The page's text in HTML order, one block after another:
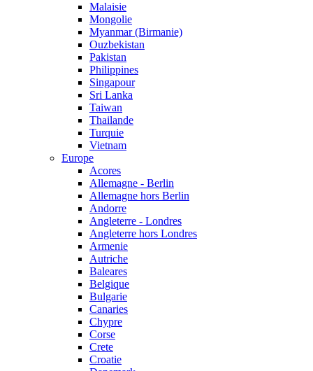
Malaisie
Mongolie
Myanmar (Birmanie)
Ouzbekistan
Pakistan
Philippines
Singapour
Sri Lanka
Taiwan
Thailande
Turquie
Vietnam
Europe
Acores
Allemagne - Berlin
Allemagne hors Berlin
Andorre
Angleterre - Londres
Angleterre hors Londres
Armenie
Autriche
Baleares
Belgique
Bulgarie
Canaries
Chypre
Corse
Crete
Croatie